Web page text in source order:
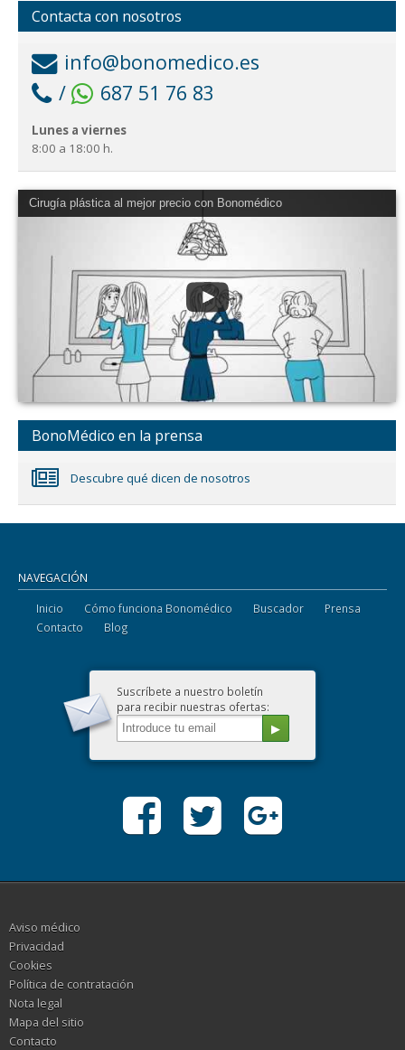
Contacta con nosotros
info@bonomedico.es
/
687 51 76 83
Lunes a viernes
8:00 a 18:00 h.
Cirugía plástica al mejor precio con Bonomédico
BonoMédico en la prensa
Descubre qué dicen de nosotros
NAVEGACIÓN
Inicio Cómo funciona Bonomédico Buscador
Prensa
Contacto
Blog
Suscríbete a nuestro boletín
para recibir nuestras ofertas:
Aviso médico
Privacidad
Cookies
Política de contratación
Nota legal
Mapa del sitio
Contacto